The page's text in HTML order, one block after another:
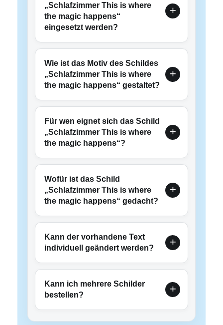
„Schlafzimmer This is where
the magic happens“
eingesetzt werden?
Wie ist das Motiv des Schildes
„Schlafzimmer This is where
the magic happens“ gestaltet?
Für wen eignet sich das Schild
„Schlafzimmer This is where
the magic happens“?
Wofür ist das Schild
„Schlafzimmer This is where
the magic happens“ gedacht?
Kann der vorhandene Text
individuell geändert werden?
Kann ich mehrere Schilder
bestellen?